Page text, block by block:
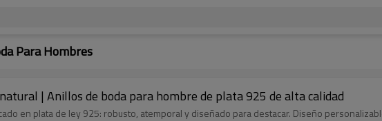
Para Hombres
| Anillos de boda para hombre de plata 925 de alta calidad
en plata de ley 925: robusto, atemporal y diseñado para destacar. Diseño